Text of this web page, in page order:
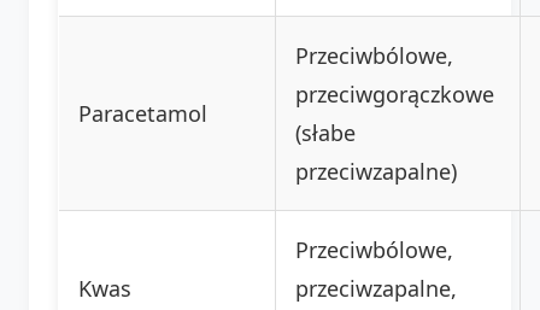
Paracetamol
Przeciwbólowe,
przeciwgorączkowe
(słabe
przeciwzapalne)
Kwas
Przeciwbólowe,
przeciwzapalne,